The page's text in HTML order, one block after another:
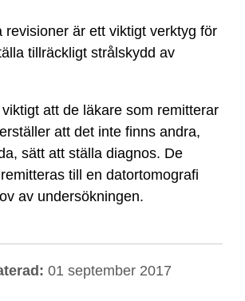
revisioner är ett viktigt verktyg för
tillräckligt strålskydd av
att de läkare som remitterar
att det inte finns andra,
sätt att ställa diagnos. De
till en datortomografi
av undersökningen.
01 september 2017